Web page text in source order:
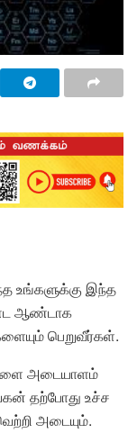
உங்களுக்கு இந்த
ஆண்டாக
பெறுவீர்கள்.
அடையாளம்
தற்போது உச்ச
அடையும்.